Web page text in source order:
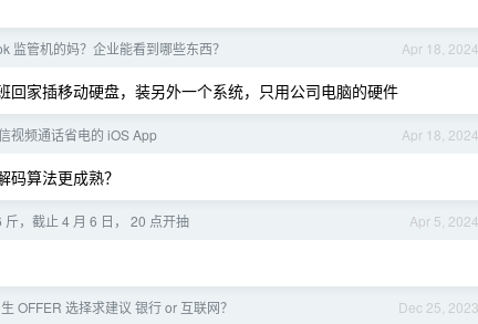
Apr 18, 2024
监管机的妈？企业能看到哪些东西？
家插移动硬盘，装另外一个系统，只用公司电脑的硬件
Apr 18, 2024
视频通话省电的 iOS App
算法更成熟？
Apr 5, 2024
斤，截止 4 月 6 日， 20 点开抽
Dec 25, 2023
OFFER 选择求建议 银行 or 互联网？